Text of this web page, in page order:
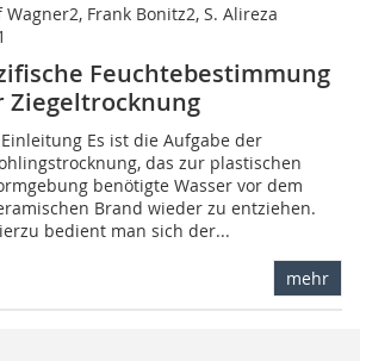
Frank Bonitz2, S. Alireza
Feuchtebestimmung
Ziegeltrocknung
Es ist die Aufgabe der
das zur plastischen
benötigte Wasser vor dem
Brand wieder zu entziehen.
bedient man sich der...
mehr